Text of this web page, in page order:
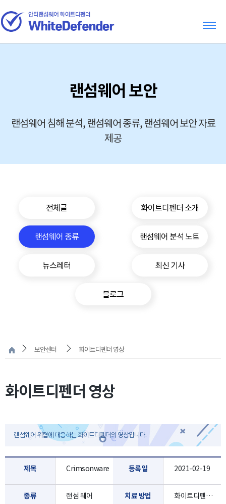
랜섬웨어 보안
랜섬웨어 침해 분석, 랜섬웨어 종류, 랜섬웨어 보안 자료
제공
전체글 화이트디펜더 소개
랜섬웨어 종류 랜섬웨어 분석 노트
뉴스레터 최신 기사
블로그
보안센터 화이트디펜더 영상
화이트디펜더 영상
랜섬웨어 위협에 대응하는 화이트디펜더의 영상입니다.
제목 Crimsonware 등록일 2021-02-19
종류 랜섬 웨어 치료 방법 화이트디펜더로 진단/치료 가능합니다.